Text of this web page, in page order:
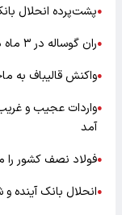
●پشت‌پرده انحلال
●ران گوساله در ۳ ماه دو برابر شد؛ کسی حواسش هست؟
●واکنش قالیباف به
●واردات عجیب و
آمد
●فولاد نصف کشور را
●انحلال بانک